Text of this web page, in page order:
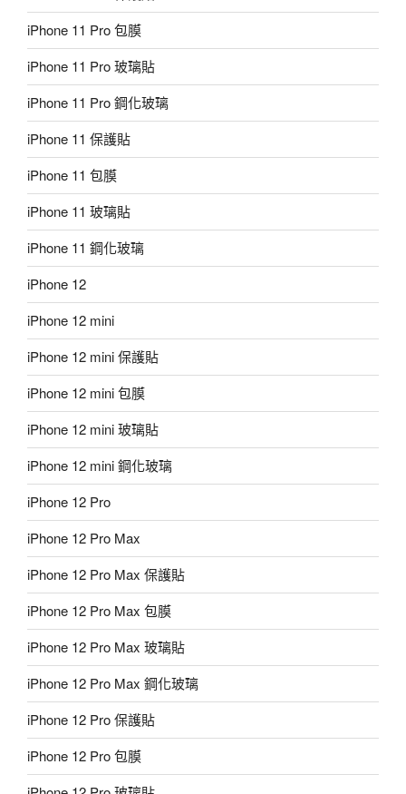
iPhone 11 Pro 包膜
iPhone 11 Pro 玻璃貼
iPhone 11 Pro 鋼化玻璃
iPhone 11 保護貼
iPhone 11 包膜
iPhone 11 玻璃貼
iPhone 11 鋼化玻璃
iPhone 12
iPhone 12 mini
iPhone 12 mini 保護貼
iPhone 12 mini 包膜
iPhone 12 mini 玻璃貼
iPhone 12 mini 鋼化玻璃
iPhone 12 Pro
iPhone 12 Pro Max
iPhone 12 Pro Max 保護貼
iPhone 12 Pro Max 包膜
iPhone 12 Pro Max 玻璃貼
iPhone 12 Pro Max 鋼化玻璃
iPhone 12 Pro 保護貼
iPhone 12 Pro 包膜